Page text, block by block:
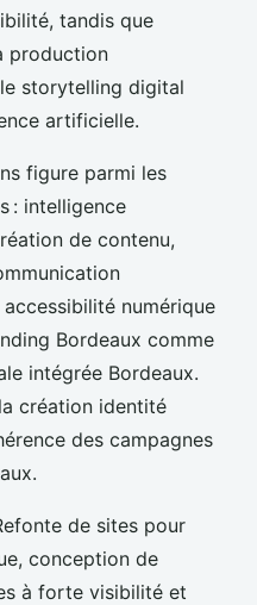
tandis que
production
storytelling digital
artificielle.
figure parmi les
: intelligence
de contenu,
numérique
Bordeaux comme
intégrée Bordeaux.
création identité
des campagnes
de sites pour
conception de
à forte visibilité et